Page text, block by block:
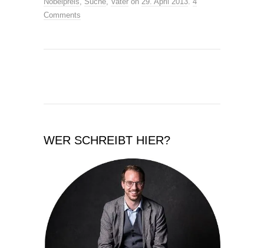
Comments
WER SCHREIBT HIER?